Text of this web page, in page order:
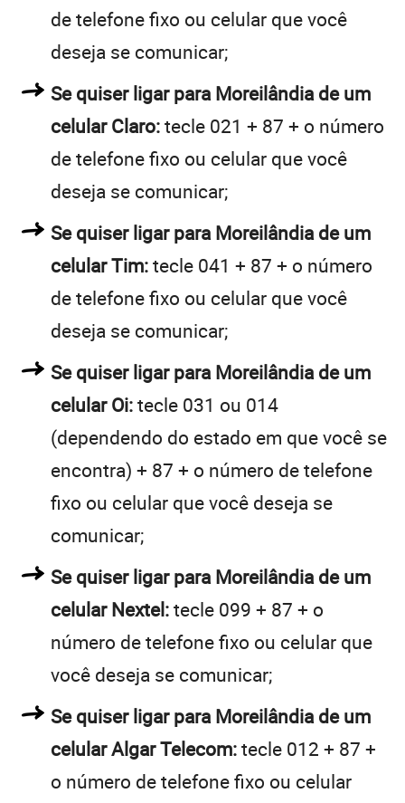
de telefone fixo ou celular que você
deseja se comunicar;
Se quiser ligar para Moreilândia de um
celular Claro:tecle 021 + 87 + o número
de telefone fixo ou celular que você
deseja se comunicar;
Se quiser ligar para Moreilândia de um
celular Tim:tecle 041 + 87 + o número
de telefone fixo ou celular que você
deseja se comunicar;
Se quiser ligar para Moreilândia de um
celular Oi:tecle 031 ou 014
(dependendo do estado em que você se
encontra) + 87 + o número de telefone
fixo ou celular que você deseja se
comunicar;
Se quiser ligar para Moreilândia de um
celular Nextel:tecle 099 + 87 + o
número de telefone fixo ou celular que
você deseja se comunicar;
Se quiser ligar para Moreilândia de um
celular Algar Telecom:tecle 012 + 87 +
o número de telefone fixo ou celular